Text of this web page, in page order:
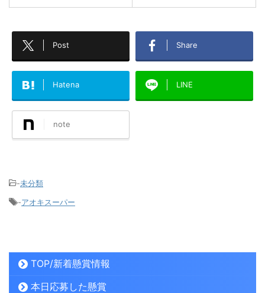
Post Share
Hatena LINE
note
-未分類
-アオキスーパー
TOP/新着懸賞情報
本日応募した懸賞